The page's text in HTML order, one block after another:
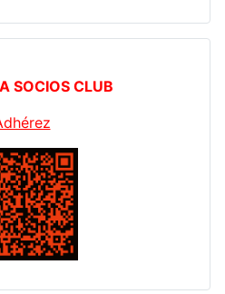
SOCIOS CLUB